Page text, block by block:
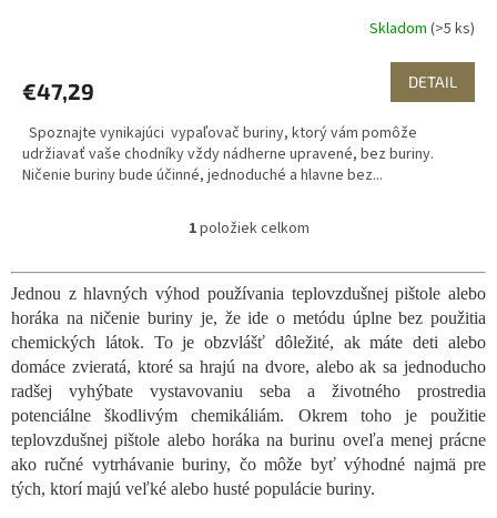
Skladom (>5 ks)
€47,29 DETAIL
Spoznajte vynikajúci vypaľovač buriny, ktorý vám pomôže
udržiavať vaše chodníky vždy nádherne upravené, bez buriny.
Ničenie buriny bude účinné, jednoduché a hlavne bez...
O
l
á
d
a
c
e
p
r
v
k
1položiek celkom
Jednou z hlavných výhod používania teplovzdušnej pištole alebo
horáka na ničenie buriny je, že ide o metódu úplne bez použitia
chemických látok. To je obzvlášť dôležité, ak máte deti alebo
domáce zvieratá, ktoré sa hrajú na dvore, alebo ak sa jednoducho
radšej vyhýbate vystavovaniu seba a životného prostredia
potenciálne škodlivým chemikáliám. Okrem toho je použitie
teplovzdušnej pištole alebo horáka na burinu oveľa menej prácne
ako ručné vytrhávanie buriny, čo môže byť výhodné najmä pre
tých, ktorí majú veľké alebo husté populácie buriny.